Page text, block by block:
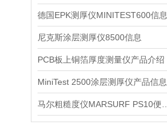
德国EPK测厚仪MINITEST600信息
尼克斯涂层测厚仪8500信息
PCB板上铜箔厚度测量仪产品介绍
MiniTest 2500涂层测厚仪产品信息